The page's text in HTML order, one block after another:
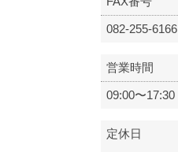
082-255-6166
営業時間
09:00〜17:30
定休日